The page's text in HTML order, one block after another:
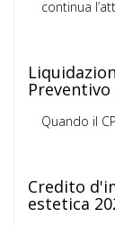
continua
Quando il
Credito
estetica